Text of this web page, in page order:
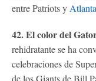
entre Patriots y
42. El color del
rehidratante se ha
celebraciones de
de los Giants de Bill